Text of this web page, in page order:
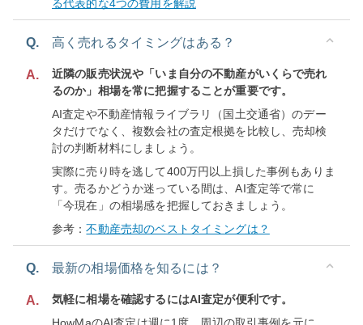
る代表的な4つの費用を解説
Q. 高く売れるタイミングはある？
A.
近隣の販売状況や「いま自分の不動産がいくらで売れ
るのか」相場を常に把握することが重要です。
AI査定や不動産情報ライブラリ（国土交通省）のデー
タだけでなく、複数会社の査定根拠を比較し、売却検
討の判断材料にしましょう。
実際に売り時を逃して400万円以上損した事例もありま
す。売るかどうか迷っている間は、AI査定等で常に
「今現在」の相場感を把握しておきましょう。
参考：不動産売却のベストタイミングは？
Q. 最新の相場価格を知るには？
A.
気軽に相場を確認するにはAI査定が便利です。